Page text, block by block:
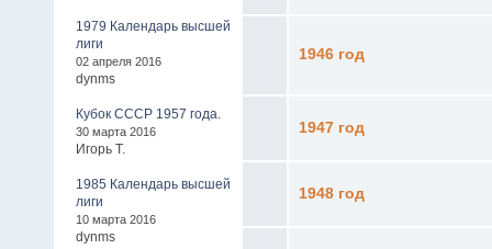
1979 Календарь высшей
лиги
02 апреля 2016
dynms
Кубок СССР 1957 года.
30 марта 2016
Игорь Т.
1985 Календарь высшей
лиги
10 марта 2016
dynms
1946 год
1947 год
1948 год